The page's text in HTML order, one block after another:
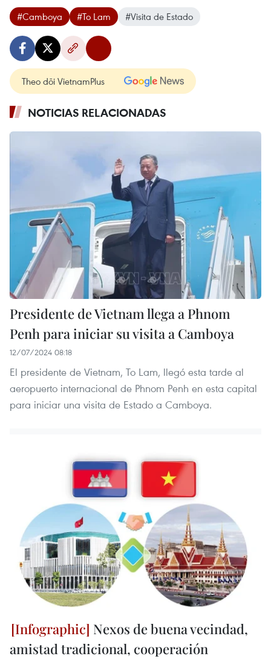
#Camboya #To Lam #Visita de Estado
Theo dõi VietnamPlus
NOTICIAS RELACIONADAS
Presidente de Vietnam llega a Phnom
Penh para iniciar su visita a Camboya
12/07/2024 08:18
El presidente de Vietnam, To Lam, llegó esta tarde al
aeropuerto internacional de Phnom Penh en esta capital
para iniciar una visita de Estado a Camboya.
Nexos de buena vecindad,
amistad tradicional, cooperación